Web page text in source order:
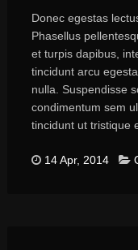
Donec egestas
Phasellus
et turpis dapibus,
tincidunt arcu
nulla. Suspendisse
condimentum sem
tincidunt ut tristique
14 Apr, 2014